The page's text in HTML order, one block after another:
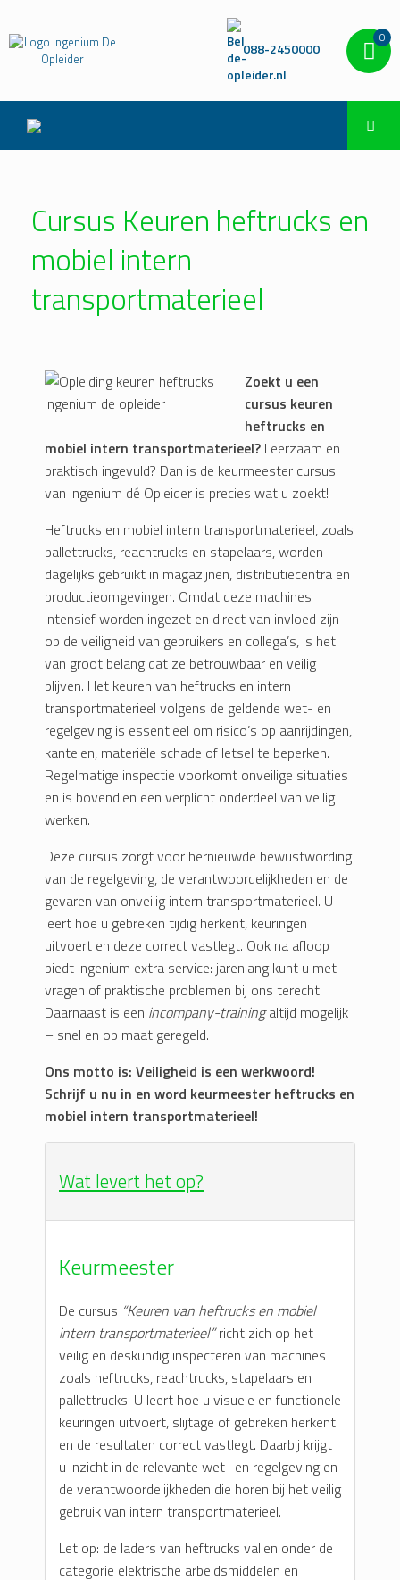
088-2450000
0
Cursus Keuren heftrucks en
mobiel intern
transportmaterieel
Zoekt u een
cursus keuren
heftrucks en
mobiel intern transportmaterieel? Leerzaam en
praktisch ingevuld? Dan is de keurmeester cursus
van Ingenium dé Opleider is precies wat u zoekt!
Heftrucks en mobiel intern transportmaterieel, zoals
pallettrucks, reachtrucks en stapelaars, worden
dagelijks gebruikt in magazijnen, distributiecentra en
productieomgevingen. Omdat deze machines
intensief worden ingezet en direct van invloed zijn
op de veiligheid van gebruikers en collega’s, is het
van groot belang dat ze betrouwbaar en veilig
blijven. Het keuren van heftrucks en intern
transportmaterieel volgens de geldende wet- en
regelgeving is essentieel om risico’s op aanrijdingen,
kantelen, materiële schade of letsel te beperken.
Regelmatige inspectie voorkomt onveilige situaties
en is bovendien een verplicht onderdeel van veilig
werken.
Deze cursus zorgt voor hernieuwde bewustwording
van de regelgeving, de verantwoordelijkheden en de
gevaren van onveilig intern transportmaterieel. U
leert hoe u gebreken tijdig herkent, keuringen
uitvoert en deze correct vastlegt. Ook na afloop
biedt Ingenium extra service: jarenlang kunt u met
vragen of praktische problemen bij ons terecht.
Daarnaast is een incompany-trainingaltijd mogelijk
– snel en op maat geregeld.
Ons motto is: Veiligheid is een werkwoord!
Schrijf u nu in en word keurmeester heftrucks en
mobiel intern transportmaterieel!
Wat levert het op?
Keurmeester
De cursus “Keuren van heftrucks en mobiel
intern transportmaterieel”richt zich op het
veilig en deskundig inspecteren van machines
zoals heftrucks, reachtrucks, stapelaars en
pallettrucks. U leert hoe u visuele en functionele
keuringen uitvoert, slijtage of gebreken herkent
en de resultaten correct vastlegt. Daarbij krijgt
u inzicht in de relevante wet- en regelgeving en
de verantwoordelijkheden die horen bij het veilig
gebruik van intern transportmaterieel.
Let op: de laders van heftrucks vallen onder de
categorie elektrische arbeidsmiddelen en